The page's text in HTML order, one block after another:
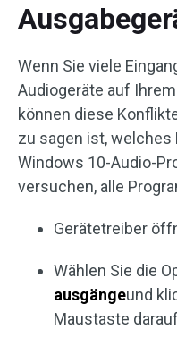
Wenn Sie viele
Audiogeräte auf
können diese
zu sagen ist,
Windows 10-Audio-
versuchen, alle
Gerätetreiber
Wählen Sie die
ausgängeund
Maustaste